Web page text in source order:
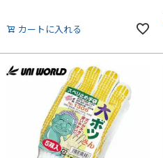
カートに入れる